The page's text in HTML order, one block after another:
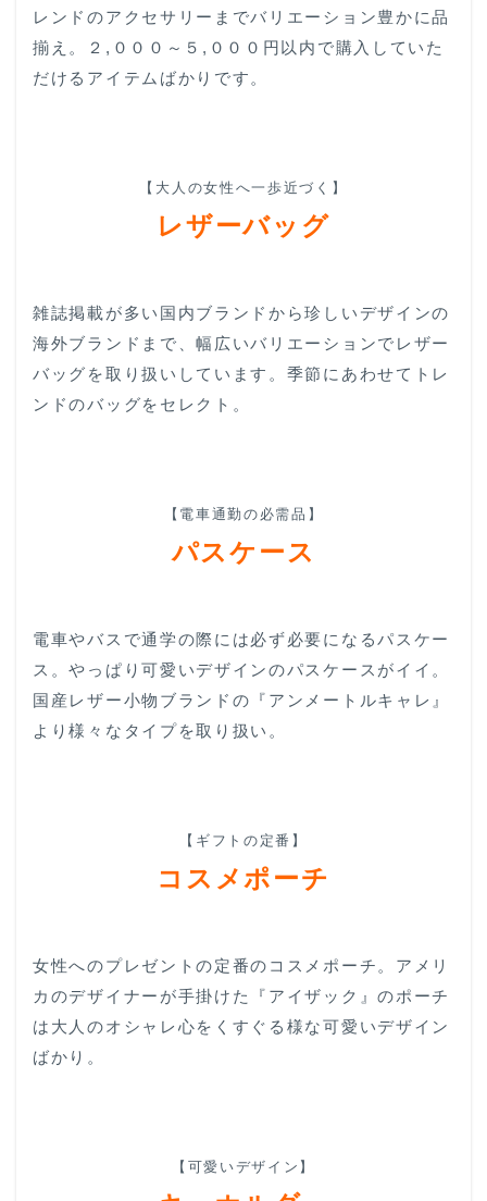
レンドのアクセサリーまでバリエーション豊かに品
揃え。２,０００～５,０００円以内で購入していた
だけるアイテムばかりです。
【大人の女性へ一歩近づく】
レザーバッグ
雑誌掲載が多い国内ブランドから珍しいデザインの
海外ブランドまで、幅広いバリエーションでレザー
バッグを取り扱いしています。季節にあわせてトレ
ンドのバッグをセレクト。
【電車通勤の必需品】
パスケース
電車やバスで通学の際には必ず必要になるパスケー
ス。やっぱり可愛いデザインのパスケースがイイ。
国産レザー小物ブランドの『アンメートルキャレ』
より様々なタイプを取り扱い。
【ギフトの定番】
コスメポーチ
女性へのプレゼントの定番のコスメポーチ。アメリ
カのデザイナーが手掛けた『アイザック』のポーチ
は大人のオシャレ心をくすぐる様な可愛いデザイン
ばかり。
【可愛いデザイン】